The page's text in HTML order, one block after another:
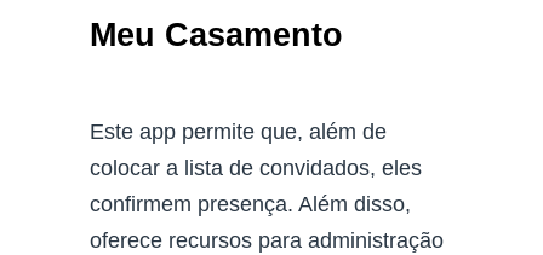
Meu Casamento
Este app permite que, além de
colocar a lista de convidados, eles
confirmem presença. Além disso,
oferece recursos para administração